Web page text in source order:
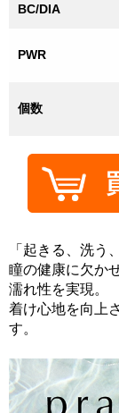
BC/DIA
PWR
個数
「起きる、洗う
瞳の健康に欠か
濡れ性を実現。
着け心地を向上
す。